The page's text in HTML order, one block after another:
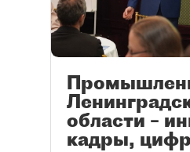
области –
кадры,